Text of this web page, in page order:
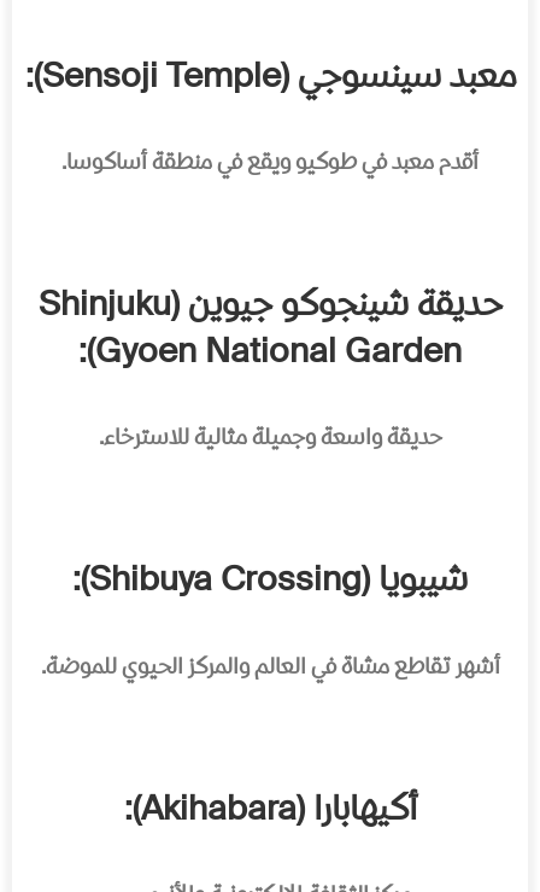
معبد سينسوجي (Sensoji Temple):
أقدم معبد في طوكيو ويقع في منطقةأساكوسا.
حديقة شينجوكو جيوين (Shinjuku
Gyoen National Garden):
حديقة واسعة وجميلة مثالية للاسترخاء.
شيبويا (Shibuya Crossing):
أشهر تقاطع مشاة في العالم والمركز الحيوي للموضة.
أكيهابارا (Akihabara):